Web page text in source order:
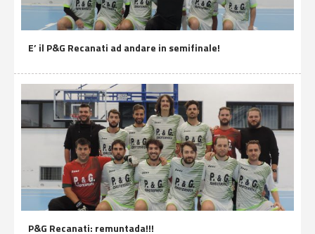
E’ il P&G Recanati ad andare in semifinale!
P&G Recanati: remuntada!!!